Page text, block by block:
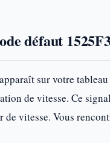
défaut
apparaît sur votre
de vitesse. Ce
vitesse. Vous